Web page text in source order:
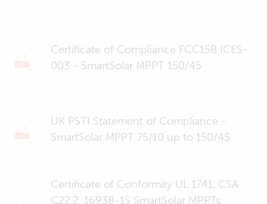
Certificate of Compliance FCC15B ICES-
003 - SmartSolar MPPT 150/45
UK PSTI Statement of Compliance -
SmartSolar MPPT 75/10 up to 150/45
Certificate of Conformity UL 1741, CSA
C22.2, 16938-1S SmartSolar MPPTs